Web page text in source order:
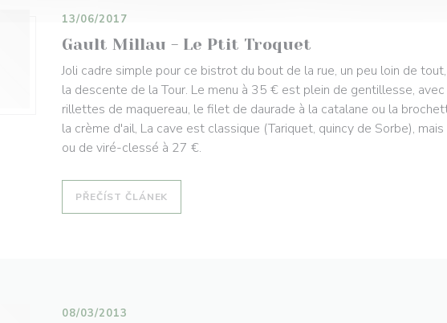
Gault Millau - Le Ptit Troquet
13/06/2017
Joli cadre simple pour ce bistrot du bout de la rue, un peu loin de
la descente de la Tour. Le menu à 35 € est plein de gentillesse,
rillettes de maquereau, le filet de daurade à la catalane ou la
la crème d'ail, La cave est classique (Tariquet, quincy de Sorbe),
ou de viré-clessé à 27 €.
PŘEČÍST ČLÁNEK
08/03/2013